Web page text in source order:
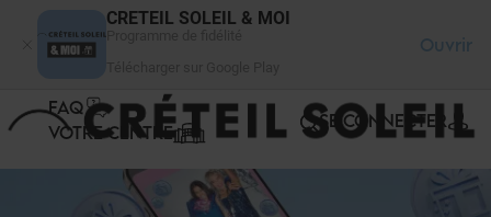
CRETEIL SOLEIL & MOI
Ouvrir
FAQ
VOTRE CENTRE
SE CONNECTER
Panneau de gestion des cookies